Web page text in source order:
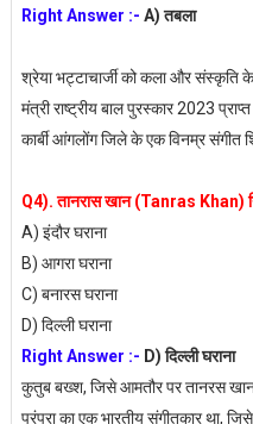
Right Answer :- A) तबला
श्रेया भट्टाचार्जी को कला और संस्कृति
मंत्री राष्ट्रीय बाल पुरस्कार 2023
कार्बी आंगलोंग जिले के एक विनम्र संगीत
Q4). तानरास खान (Tanras Khan)
A) इंदौर घराना
B) आगरा घराना
C) बनारस घराना
D) दिल्ली घराना
Right Answer :- D) दिल्ली घराना
कुतुब बख्श, जिसे आमतौर पर तानरस खान
परंपरा का एक भारतीय संगीतकार था,